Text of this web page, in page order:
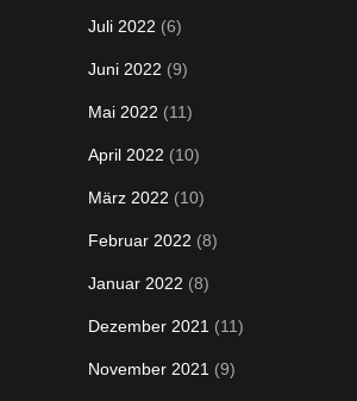
Juli 2022 (6)
Juni 2022 (9)
Mai 2022 (11)
April 2022 (10)
März 2022 (10)
Februar 2022 (8)
Januar 2022 (8)
Dezember 2021 (11)
November 2021 (9)